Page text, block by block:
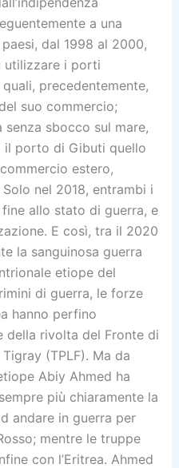
a una
dal 1998 al 2000,
utilizzare i porti
precedentemente,
suo commercio;
sbocco sul mare,
il porto di Gibuti quello
estero,
nel 2018, entrambi i
allo stato di guerra, e
E così, tra il 2020
la sanguinosa guerra
etiope del
di guerra, le forze
hanno perfino
della rivolta del Fronte di
(TPLF). Ma da
Abiy Ahmed ha
più chiaramente la
andare in guerra per
mentre le truppe
con l’Eritrea. Ahmed